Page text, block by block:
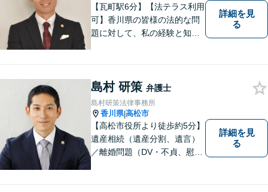
【瓦町駅6分】【法テラス利用
可】香川県の皆様の法的な問
題に対して、私の経験と知識
い。少しでもお役に立てるよ
う全力でサポートいたしま
す。
詳細を見
る
島村 研策 弁護士
島村研策法律事務所
香川県|高松市
【高松市役所より徒歩約5分】
遺産相続（遺産分割、遺言）
／離婚問題（DV・不貞、慰謝
詳細を見
る